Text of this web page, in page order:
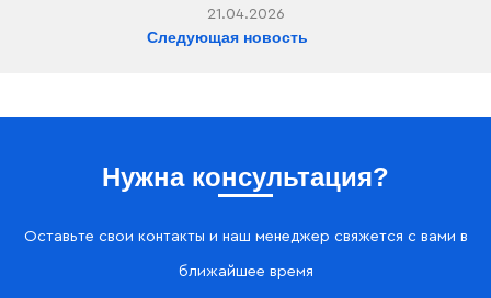
21.04.2026
Следующая новость
Нужна консультация?
Оставьте свои контакты и наш менеджер свяжется с вами в
ближайшее время